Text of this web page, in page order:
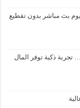
بث مباشر بدون تقطيع
ذكية توفر المال